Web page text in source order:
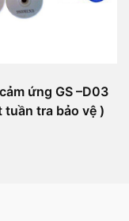
ứng GS –D03
tuần tra bảo vệ )